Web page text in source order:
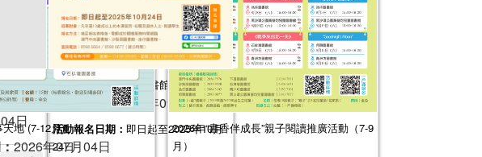
地 (7-12月)
2026年07月04日
2026年“書香伴成長”親子閱讀推廣活動（7-9
月）
廣活動
日
2025年文化局公共圖書館義工計劃
活動日期：2025年09月30日
活動報名日期： 即日起至2025年10月
24日